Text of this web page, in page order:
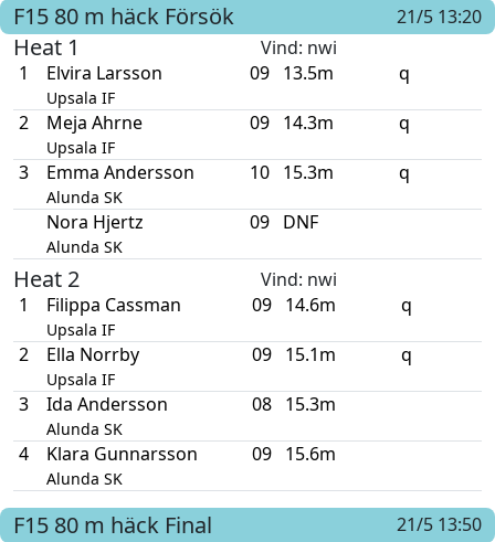
F15 80 m häck Försök 21/5 13:20
Heat 1 Vind: nwi
1
Elvira Larsson
Upsala IF
09 13.5m q
2 Meja Ahrne
Upsala IF
09 14.3m q
3 Emma Andersson
Alunda SK
10 15.3m q
Nora Hjertz
Alunda SK
09 DNF
Heat 2 Vind: nwi
1
Filippa Cassman
Upsala IF
09 14.6m q
2 Ella Norrby
Upsala IF
09 15.1m q
3 Ida Andersson
Alunda SK
08 15.3m
4 Klara Gunnarsson
Alunda SK
09 15.6m
F15 80 m häck Final
21/5 13:50